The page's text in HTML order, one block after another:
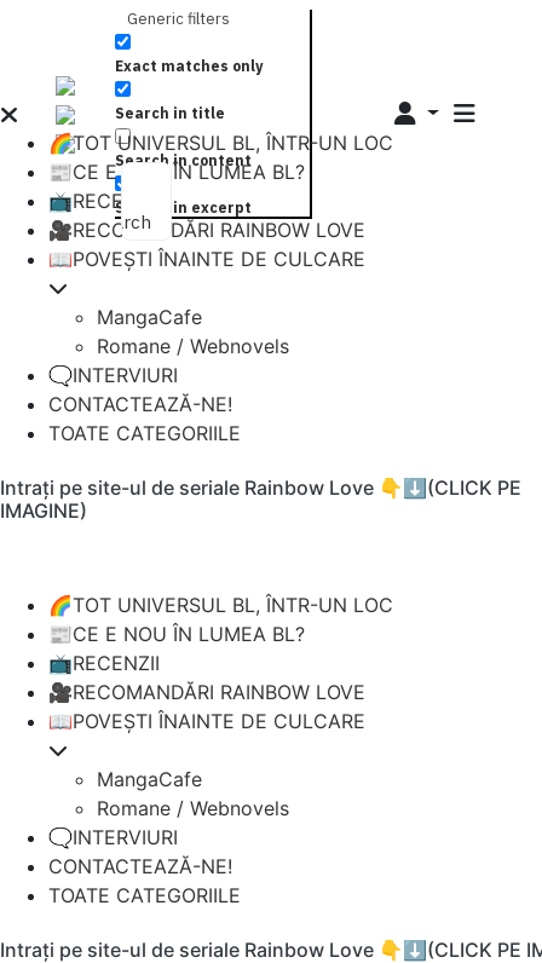
Search
Generic filters
Exact matches only
Search in title
Search in content
Search in excerpt
🌈TOT UNIVERSUL BL, ÎNTR-UN LOC
📰CE E NOU ÎN LUMEA BL?
📺RECENZII
🎥RECOMANDĂRI RAINBOW LOVE
📖POVEȘTI ÎNAINTE DE CULCARE
MangaCafe
Romane / Webnovels
🗨️INTERVIURI
CONTACTEAZĂ-NE!
TOATE CATEGORIILE
Intrați pe site-ul de seriale Rainbow Love 👇⬇️(CLICK PE
IMAGINE)
🌈TOT UNIVERSUL BL, ÎNTR-UN LOC
📰CE E NOU ÎN LUMEA BL?
📺RECENZII
🎥RECOMANDĂRI RAINBOW LOVE
📖POVEȘTI ÎNAINTE DE CULCARE
MangaCafe
Romane / Webnovels
🗨️INTERVIURI
CONTACTEAZĂ-NE!
TOATE CATEGORIILE
Intrați pe site-ul de seriale Rainbow Love 👇⬇️(CLICK PE